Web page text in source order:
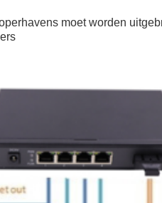
moet worden